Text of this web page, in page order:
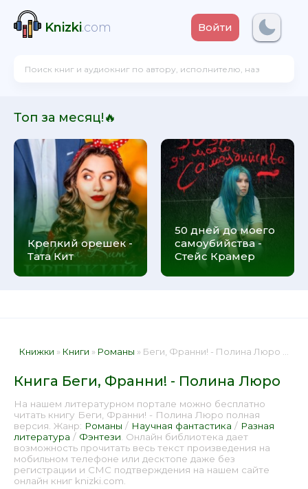
Knizki.com Войти
Топ за месяц!🔥
Крепкий орешек -
Тата Кит
50 дней до моего
самоубийства -
Стейс Крамер
Книжки » Книги » Романы » Беги, Франни! - Полина Люро 📕 - Книга онлайн бесплатно
Книга Беги, Франни! - Полина Люро
На нашем литературном портале можно бесплатно
читать книгу Беги, Франни! - Полина Люро полная
версия. Жанр: Романы / Научная фантастика / Разная
литература / Фэнтези . Онлайн библиотека дает
возможность прочитать весь текст произведения на
мобильном телефоне или десктопе даже без
регистрации и СМС подтверждения на нашем сайте
онлайн книг knizki.com.